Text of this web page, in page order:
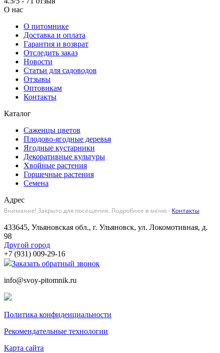
О нас
О питомнике
Доставка и оплата
Гарантия и возврат
Отследить заказ
Новости
Статьи для садоводов
Отзывы
Оптовикам
Контакты
Каталог
Саженцы цветов
Плодово-ягодные деревья
Ягодные кустарники
Декоративные культуры
Хвойные растения
Горшечные растения
Семена
Адрес
Внимание! Закрыто для посещения. Подробнее в меню - Контакты
433645, Ульяновская обл., г. Ульяновск, ул. Локомотивная, д.
98
Другой город
+7 (931) 009-29-16
Заказать обратный звонок
info@svoy-pitomnik.ru
Политика конфиденциальности
Рекомендательные технологии
Карта сайта